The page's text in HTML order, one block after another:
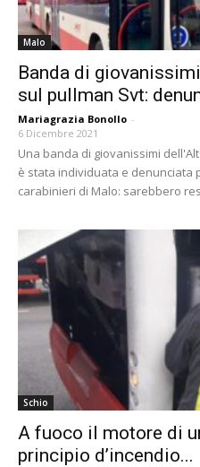
Malo
Banda di
sul pullman Svt:
Mariagrazia Bonollo -
6 Dicembre 2021
Una banda di giovanissimi
è stata individuata e denunciata
carabinieri di Malo: sarebbero
Schio
A fuoco il motore di
principio d’incendio...